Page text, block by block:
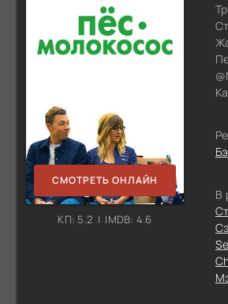
СМОТРЕТЬ ОНЛАЙН
КП: 5.2 | IMDB: 4.6
В